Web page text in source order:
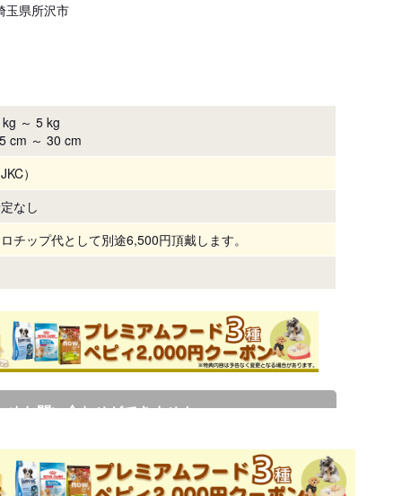
玉県所沢市
～ 5 kg
cm ～ 30 cm
）
なし
チップ代として別途6,500円頂戴します。
めお問い合わせができません。